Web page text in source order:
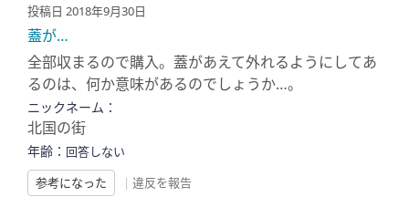
投稿日 2018年9月30日
蓋が…
全部収まるので購入。蓋があえて外れるようにしてあ
るのは、何か意味があるのでしょうか…。
ニックネーム：
北国の街
年齢： 回答しない
参考になった
| 違反を報告